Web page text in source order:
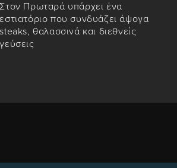
Στον Πρωταρά υπάρχει ένα
εστιατόριο που συνδυάζει άψογα
steaks, θαλασσινά και διεθνείς
γεύσεις